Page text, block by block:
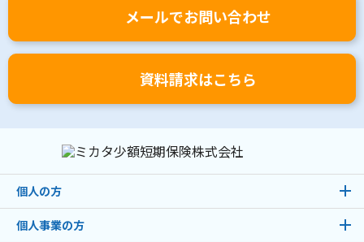
メールでお問い合わせ
資料請求はこちら
個人の方
個人事業の方